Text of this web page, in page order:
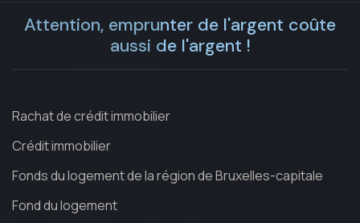
Attention, emprunter de l'argent coûte
aussi de l'argent !
Rachat de crédit immobilier
Crédit immobilier
Fonds du logement de la région de Bruxelles-capitale
Fond du logement